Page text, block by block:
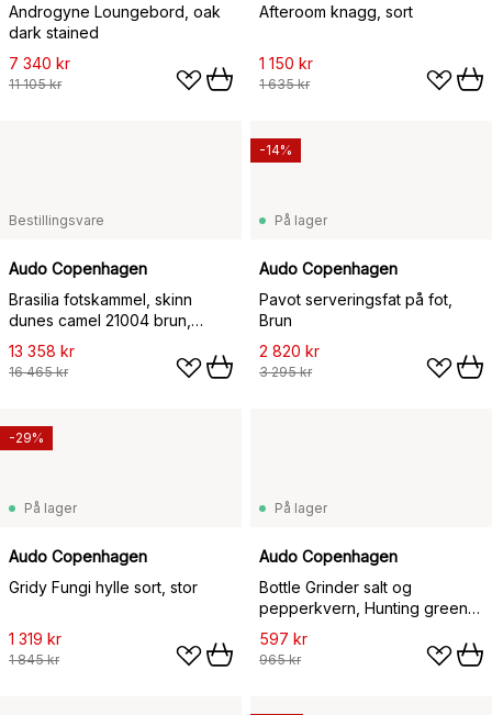
Androgyne Loungebord, oak
dark stained
7 340 kr
11 105 kr
Afteroom knagg, sort
1 150 kr
1 635 kr
Bestillingsvare
Audo Copenhagen
Brasilia fotskammel, skinn
dunes camel 21004 brun,
eikestativ
13 358 kr
16 465 kr
På lager
Audo Copenhagen
Pavot serveringsfat på fot,
Brun
2 820 kr
3 295 kr
-14%
På lager
Audo Copenhagen
Gridy Fungi hylle sort, stor
1 319 kr
1 845 kr
-29%
På lager
Audo Copenhagen
Bottle Grinder salt og
pepperkvern, Hunting green-
beige
597 kr
965 kr